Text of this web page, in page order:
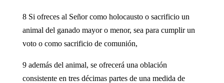
8 Si ofreces al Señor como holocausto o sacrificio un
animal del ganado mayor o menor, sea para cumplir un
voto o como sacrificio de comunión,
9 además del animal, se ofrecerá una oblación
consistente en tres décimas partes de una medida de